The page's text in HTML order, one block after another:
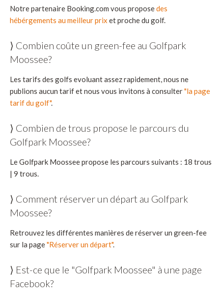
Notre partenaire Booking.com vous proposedes
hébérgements au meilleur prix et proche du golf.
⟩ Combien coûte un green-fee au Golfpark
Moossee?
Les tarifs des golfs evoluant assez rapidement, nous ne
publions aucun tarif et nous vous invitons à consulter"la page
tarif du golf".
⟩ Combien de trous propose le parcours du
Golfpark Moossee?
Le Golfpark Moossee propose les parcours suivants : 18 trous
| 9 trous.
⟩ Comment réserver un départ au Golfpark
Moossee?
Retrouvez les différentes manières de réserver un green-fee
sur la page"Réserver un départ".
⟩ Est-ce que le "Golfpark Moossee" à une page
Facebook?